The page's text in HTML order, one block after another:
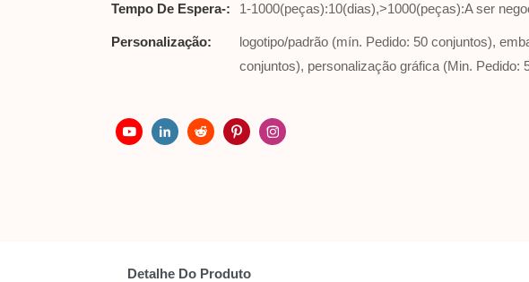
Tempo De Espera-: 1-1000(peças):10(dias),>1000(peças):A ser
Personalização:
logotipo/padrão (mín. Pedido: 50 conjuntos),
conjuntos), personalização gráfica (Min. Pedido:
Detalhe Do Produto